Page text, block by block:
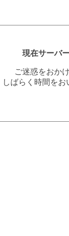
現在サーバ
ご迷惑をおか
しばらく時間を